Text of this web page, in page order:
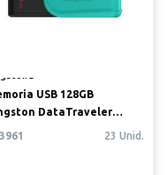
USB 128GB
DataTraveler
S
3961 23 Unid.